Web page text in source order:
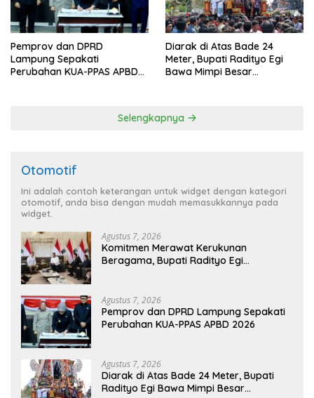
Pemprov dan DPRD
Lampung Sepakati
Perubahan KUA-PPAS APBD
Diarak di Atas Bade 24
Meter, Bupati Radityo Egi
Bawa Mimpi Besar
Selengkapnya
Otomotif
Ini adalah contoh keterangan untuk widget dengan kategori
otomotif, anda bisa dengan mudah memasukkannya pada
widget.
Agustus 7, 2026
Komitmen Merawat Kerukunan
Beragama, Bupati Radityo Egi
Agustus 7, 2026
Pemprov dan DPRD Lampung Sepakati
Perubahan KUA-PPAS APBD 2026
Agustus 7, 2026
Diarak di Atas Bade 24 Meter, Bupati
Radityo Egi Bawa Mimpi Besar